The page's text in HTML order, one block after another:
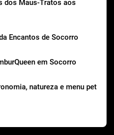
dos Maus-Tratos aos
Encantos de Socorro
em Socorro
natureza e menu pet